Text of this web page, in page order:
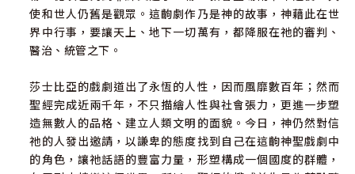
使和世人仍舊是觀眾。這齣劇作乃是神的故事，神藉此在世
界中行事，要讓天上、地下一切萬有，都降服在祂的審判、
醫治、統管之下。
莎士比亞的戲劇道出了永恆的人性，因而風靡數百年；然而
聖經完成近兩千年，不只描繪人性與社會張力，更進一步塑
造無數人的品格、建立人類文明的面貌。今日，神仍然對信
祂的人發出邀請，以謙卑的態度找到自己在這齣神聖戲劇中
的角色，讓祂話語的豐富力量，形塑構成一個國度的群體，